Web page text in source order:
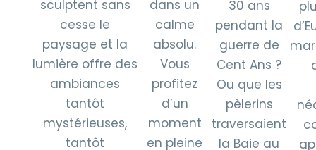
sculptent sans
cesse le
paysage et la
lumière offre des
ambiances
tantôt
mystérieuses,
tantôt
dans un
calme
absolu.
Vous
profitez
d’un
moment
en pleine
30 ans
pendant la
guerre de
Cent Ans ?
Ou que les
pèlerins
traversaient
la Baie au